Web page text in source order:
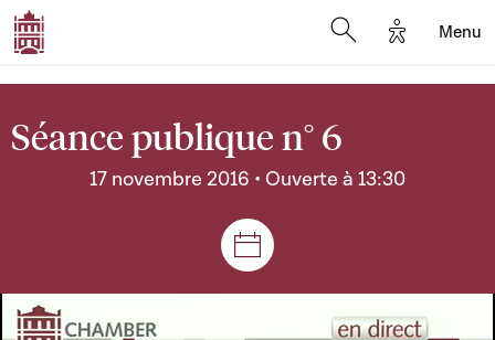
Options
Menu
Séance publique n° 6
17 novembre 2016 • Ouverte à 13:30
Séances et réunions